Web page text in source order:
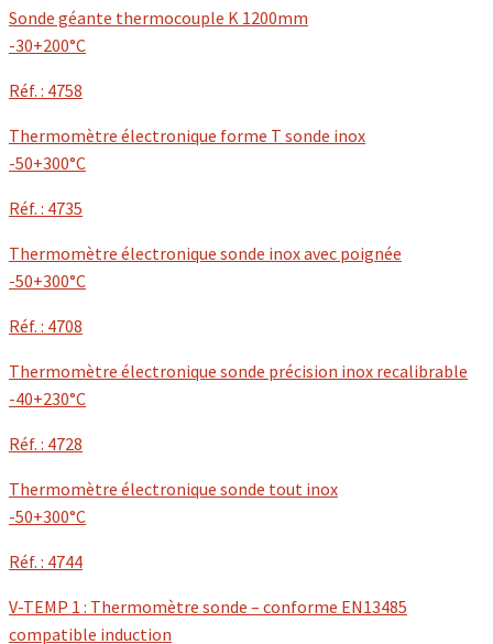
Sonde géante thermocouple K 1200mm
-30+200°C
Réf. : 4758
Thermomètre électronique forme T sonde inox
-50+300°C
Réf. : 4735
Thermomètre électronique sonde inox avec poignée
-50+300°C
Réf. : 4708
Thermomètre électronique sonde précision inox recalibrable
-40+230°C
Réf. : 4728
Thermomètre électronique sonde tout inox
-50+300°C
Réf. : 4744
V-TEMP 1 : Thermomètre sonde – conforme EN13485
compatible induction